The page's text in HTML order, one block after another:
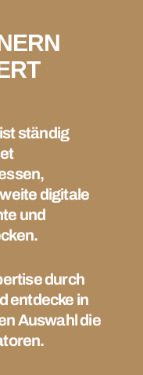
ständig
digitale
und
durch
entdecke in
Auswahl die